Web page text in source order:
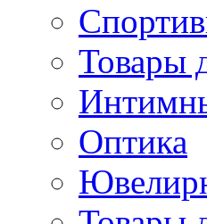
Товары
Оптика